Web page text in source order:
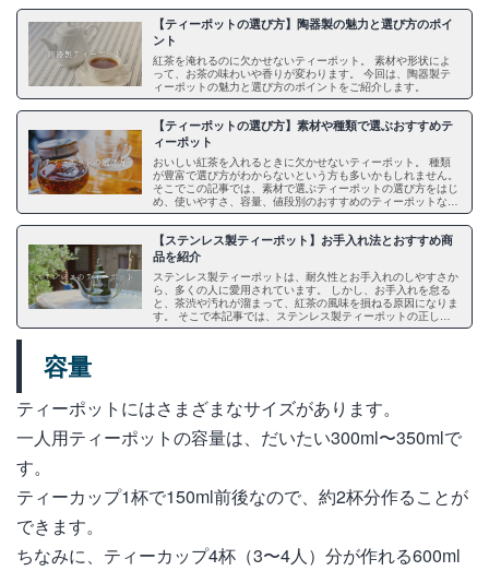
【ティーポットの選び方】陶器製の魅力と選び方のポイ
ント
紅茶を淹れるのに欠かせないティーポット。 素材や形状によ
って、お茶の味わいや香りが変わります。 今回は、陶器製テ
ィーポットの魅力と選び方のポイントをご紹介します。
【ティーポットの選び方】素材や種類で選ぶおすすめテ
ィーポット
おいしい紅茶を入れるときに欠かせないティーポット。 種類
が豊富で選び方がわからないという方も多いかもしれません。
そこでこの記事では、素材で選ぶティーポットの選び方をはじ
め、使いやすさ、容量、値段別のおすすめのティーポットな
ど、ティーポットの選び方のポイントについてご紹介します。
ぜひ参考にして、あなたにぴったりのアイテムを見つけてくだ
さい。
【ステンレス製ティーポット】お手入れ法とおすすめ商
品を紹介
ステンレス製ティーポットは、耐久性とお手入れのしやすさか
ら、多くの人に愛用されています。 しかし、お手入れを怠る
と、茶渋や汚れが溜まって、紅茶の風味を損ねる原因になりま
す。 そこで本記事では、ステンレス製ティーポットの正しい
お手入れ方法と、おすすめ商品を紹介していきます。 ぜひ、
容量
ティーポットにはさまざまなサイズがあります。
一人用ティーポットの容量は、だいたい300ml〜350mlで
す。
ティーカップ1杯で150ml前後なので、約2杯分作ることが
できます。
ちなみに、ティーカップ4杯（3〜4人）分が作れる600ml